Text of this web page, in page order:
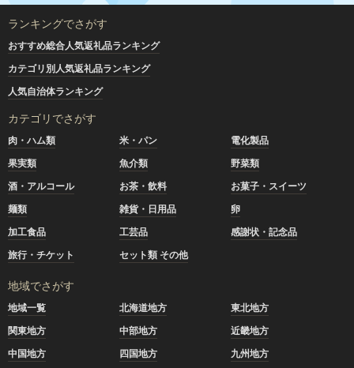
ランキングでさがす
おすすめ総合人気返礼品ランキング
カテゴリ別人気返礼品ランキング
人気自治体ランキング
カテゴリでさがす
肉・ハム類 米・パン
電化製品
果実類
魚介類
野菜類
酒・アルコール
お茶・飲料
お菓子・スイーツ
麺類
雑貨・日用品
卵
加工食品
工芸品
感謝状・記念品
旅行・チケット
セット類 その他
地域でさがす
地域一覧 北海道地方
東北地方
関東地方
中部地方
近畿地方
中国地方
四国地方 九州地方